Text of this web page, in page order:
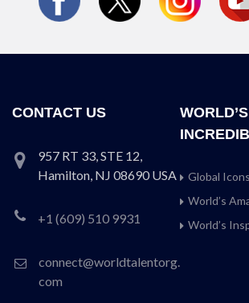
CONTACT US
957 RT 33, STE 12,
Hamilton, NJ 08690 USA
+1 (609) 510 9931
connect@worldtalentorg.
com
WORLD’S
Global Icons
World’s
World’s